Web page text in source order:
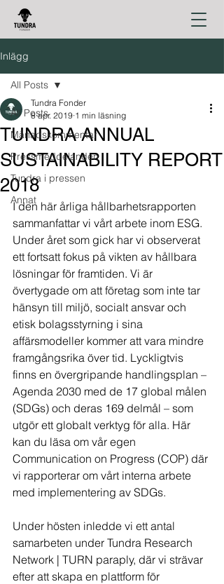
Inlägg
All Posts
Månadskommentar
Pressmeddelanden
Tundra i pressen
Annat
All Posts
TUNDRA ANNUAL
SUSTAINABILITY REPORT
2018
Tundra Fonder
8 apr. 2019 1 min läsning
I den här årliga hållbarhetsrapporten
sammanfattar vi vårt arbete inom ESG.
Under året som gick har vi observerat
ett fortsatt fokus på vikten av hållbara
lösningar för framtiden. Vi är
övertygade om att företag som inte tar
hänsyn till miljö, socialt ansvar och
etisk bolagsstyrning i sina
affärsmodeller kommer att vara mindre
framgångsrika över tid. Lyckligtvis
finns en övergripande handlingsplan –
Agenda 2030 med de 17 global målen
(SDGs) och deras 169 delmål – som
utgör ett globalt verktyg för alla. Här
kan du läsa om vår egen
Communication on Progress (COP) där
vi rapporterar om vårt interna arbete
med implementering av SDGs.
Under hösten inledde vi ett antal
samarbeten under Tundra Research
Network | TURN paraply, där vi strävar
efter att skapa en plattform för